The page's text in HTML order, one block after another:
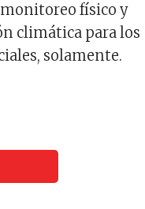
monitoreo físico y
climática para los
solamente.